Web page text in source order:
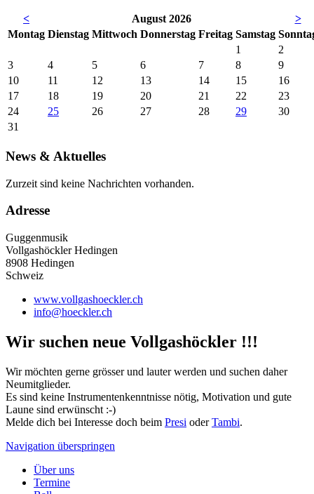
< August 2026
>
Montag Dienstag Mittwoch Donnerstag Freitag Samstag So
1
2
3
4 5 6 7 8
9
10
11 12 13 14 15
16
17
18 19 20 21 22
23
24
25 26 27 28 29
30
31
News & Aktuelles
Zurzeit sind keine Nachrichten vorhanden.
Adresse
Guggenmusik
Vollgashöckler Hedingen
8908 Hedingen
Schweiz
www.vollgashoeckler.ch
info@hoeckler.ch
Wir suchen neue Vollgashöckler !!!
Wir möchten gerne grösser und lauter werden und suchen daher
Neumitglieder.
Es sind keine Instrumentenkenntnisse nötig, Motivation und gute
Laune sind erwünscht :-)
Melde dich bei Interesse doch beim Presi oderTambi.
Navigation überspringen
Über uns
Termine